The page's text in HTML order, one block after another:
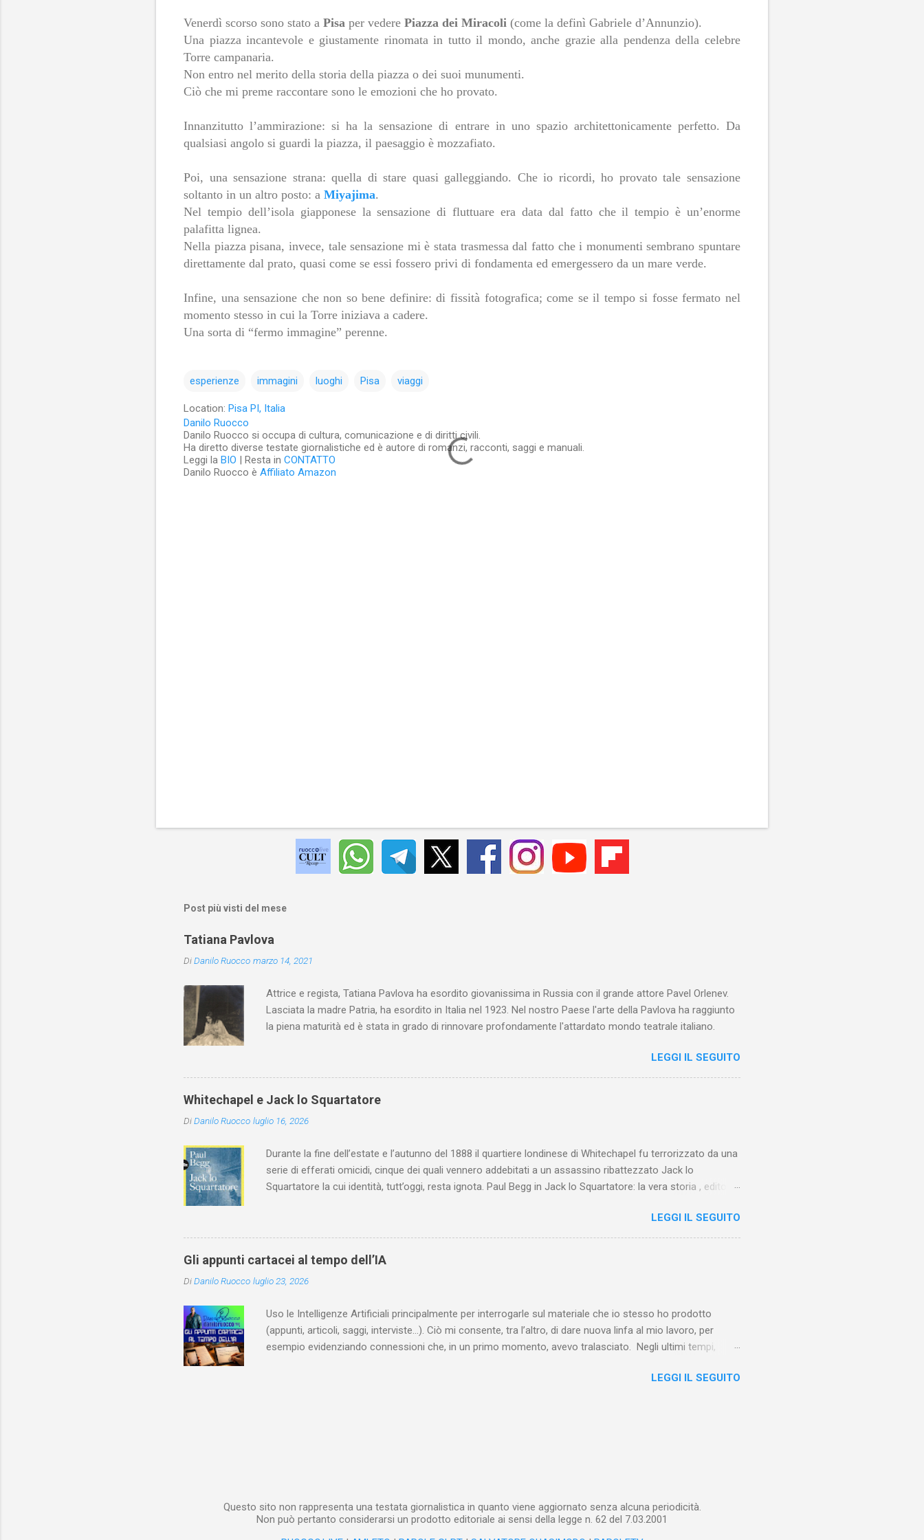
Venerdì scorso sono stato a Pisa per vedere Piazza dei Miracoli (come la definì Gabriele d’Annunzio).
Una piazza incantevole e giustamente rinomata in tutto il mondo, anche grazie alla pendenza della celebre
Torre campanaria.
Non entro nel merito della storia della piazza o dei suoi munumenti.
Ciò che mi preme raccontare sono le emozioni che ho provato.
Innanzitutto l’ammirazione: si ha la sensazione di entrare in uno spazio architettonicamente perfetto. Da
qualsiasi angolo si guardi la piazza, il paesaggio è mozzafiato.
Poi, una sensazione strana: quella di stare quasi galleggiando. Che io ricordi, ho provato tale sensazione
soltanto in un altro posto: a Miyajima.
Nel tempio dell’isola giapponese la sensazione di fluttuare era data dal fatto che il tempio è un’enorme
palafitta lignea.
Nella piazza pisana, invece, tale sensazione mi è stata trasmessa dal fatto che i monumenti sembrano spuntare
direttamente dal prato, quasi come se essi fossero privi di fondamenta ed emergessero da un mare verde.
Infine, una sensazione che non so bene definire: di fissità fotografica; come se il tempo si fosse fermato nel
momento stesso in cui la Torre iniziava a cadere.
Una sorta di “fermo immagine” perenne.
esperienze immagini luoghi Pisa viaggi
Location: Pisa PI, Italia
Danilo Ruocco
Danilo Ruocco si occupa di cultura, comunicazione e di diritti civili.
Ha diretto diverse testate giornalistiche ed è autore di romanzi, racconti, saggi e manuali.
Leggi la BIO | Resta in CONTATTO
Danilo Ruocco è Affiliato Amazon
Post più visti del mese
Tatiana Pavlova
DiDanilo Ruocco marzo 14, 2021
Attrice e regista, Tatiana Pavlova ha esordito giovanissima in Russia con il grande attore Pavel Orlenev.
Lasciata la madre Patria, ha esordito in Italia nel 1923. Nel nostro Paese l'arte della Pavlova ha raggiunto
la piena maturità ed è stata in grado di rinnovare profondamente l'attardato mondo teatrale italiano.
LEGGI IL SEGUITO
Whitechapel e Jack lo Squartatore
DiDanilo Ruocco luglio 16, 2026
Durante la fine dell’estate e l’autunno del 1888 il quartiere londinese di Whitechapel fu terrorizzato da una
serie di efferati omicidi, cinque dei quali vennero addebitati a un assassino ribattezzato Jack lo
Squartatore la cui identità, tutt’oggi, resta ignota. Paul Begg in Jack lo Squartatore: la vera storia , edito da
dedica anche (e, in alcuni capitoli, soprattutto) a ricostruire la storia di Whitechapel e del East End e a
ricapitolare le lotte intestine al Ministero dell’Interno. Ne esce un quadro davvero sconsolante:
l’architettura sociale dell'Inghilterra vittoriana era inverosimilmente classista, e al suo vertice c’era una
classe dominante che non aveva alcun interesse nei confronti delle classi subalterne. Non era
interessata a sapere quali fossero le reali condizioni di vita delle persone che abitavano nell’East End e
LEGGI IL SEGUITO
Gli appunti cartacei al tempo dell’IA
DiDanilo Ruocco luglio 23, 2026
Uso le Intelligenze Artificiali principalmente per interrogarle sul materiale che io stesso ho prodotto
(appunti, articoli, saggi, interviste…). Ciò mi consente, tra l’altro, di dare nuova linfa al mio lavoro, per
esempio evidenziando connessioni che, in un primo momento, avevo tralasciato. Negli ultimi tempi,
Notebook (già NotebookLM) e lo riempio con il materiale che ho già realizzato nel corso del tempo e che
LEGGI IL SEGUITO
Questo sito non rappresenta una testata giornalistica in quanto viene aggiornato senza alcuna periodicità.
Non può pertanto considerarsi un prodotto editoriale ai sensi della legge n. 62 del 7.03.2001